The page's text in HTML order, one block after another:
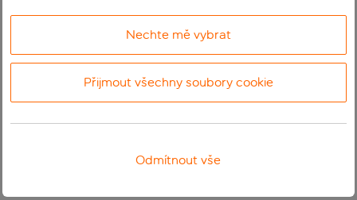
Nechte mě vybrat
Přijmout všechny soubory cookie
Odmítnout vše